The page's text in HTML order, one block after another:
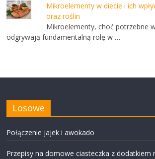
Mikroelementy w diecie i ich
oraz roślin
Mikroelementy, choć potrzebne
odgrywają fundamentalną rolę w …
Losowe
Połączenie jajek i awokado
Przepisy na domowe ciasteczka z dodatkiem